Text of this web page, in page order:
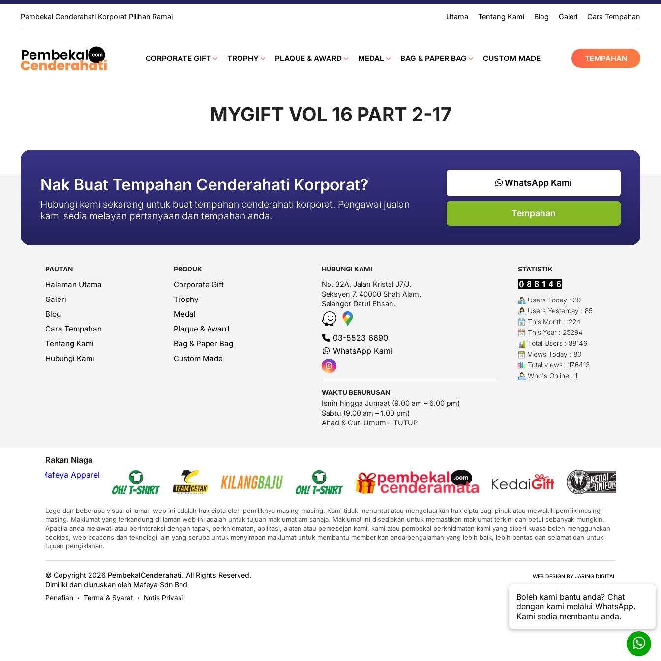
Pembekal Cenderahati Korporat Pilihan Ramai Utama Tentang Kami Blog Galeri Cara Tempahan
CORPORATE GIFT TROPHY PLAQUE & AWARD MEDAL BAG & PAPER BAG CUSTOM MADE TEMPAHAN
MYGIFT VOL 16 PART 2-17
Nak Buat Tempahan Cenderahati Korporat?
Hubungi kami sekarang untuk buat tempahan cenderahati korporat. Pengawai jualan
kami sedia melayan pertanyaan dan tempahan anda.
WhatsApp Kami
Tempahan
PAUTAN
Halaman Utama
Galeri
Blog
Cara Tempahan
Tentang Kami
Hubungi Kami
PRODUK
Corporate Gift
Trophy
Medal
Plaque & Award
Bag & Paper Bag
Custom Made
HUBUNGI KAMI
No. 32A, Jalan Kristal J7/J,
Seksyen 7, 40000 Shah Alam,
Selangor Darul Ehsan.
03-5523 6690
WhatsApp Kami
WAKTU BERURUSAN
Isnin hingga Jumaat (9.00 am – 6.00 pm)
Sabtu (9.00 am – 1.00 pm)
Ahad & Cuti Umum – TUTUP
STATISTIK
Users Today : 39
Users Yesterday : 85
This Month : 224
This Year : 25294
Total Users : 88146
Views Today : 80
Total views : 176413
Who's Online : 1
Rakan Niaga
Logo dan beberapa visual di laman web ini adalah hak cipta oleh pemiliknya masing-masing. Kami tidak menuntut atau mengeluarkan hak cipta bagi pihak atau mewakili pemilik masing-
masing. Maklumat yang terkandung di laman web ini adalah untuk tujuan maklumat am sahaja. Maklumat ini disediakan untuk memastikan maklumat terkini dan betul sebanyak mungkin.
Apabila anda melawati atau berinteraksi dengan tapak, perkhidmatan, aplikasi, alatan atau pemesejan kami, kami atau pembekal perkhidmatan kami yang diberi kuasa boleh menggunakan
cookies, web beacons dan teknologi lain yang serupa untuk menyimpan maklumat untuk membantu memberikan anda pengalaman yang lebih baik, lebih pantas dan selamat dan untuk
tujuan pengiklanan.
© Copyright 2026 PembekalCenderahati. All Rights Reserved.
Dimiliki dan diuruskan oleh Mafeya Sdn Bhd
Penafian • Terma & Syarat • Notis Privasi
WEB DESIGN BY JARING DIGITAL
Boleh kami bantu anda? Chat
dengan kami melalui WhatsApp.
Kami sedia membantu anda.